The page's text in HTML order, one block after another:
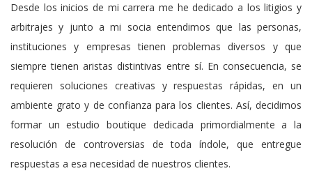
Desde los inicios de mi carrera me he dedicado a los litigios y
arbitrajes y junto a mi socia entendimos que las personas,
instituciones y empresas tienen problemas diversos y que
siempre tienen aristas distintivas entre sí. En consecuencia, se
requieren soluciones creativas y respuestas rápidas, en un
ambiente grato y de confianza para los clientes. Así, decidimos
formar un estudio boutique dedicada primordialmente a la
resolución de controversias de toda índole, que entregue
respuestas a esa necesidad de nuestros clientes.